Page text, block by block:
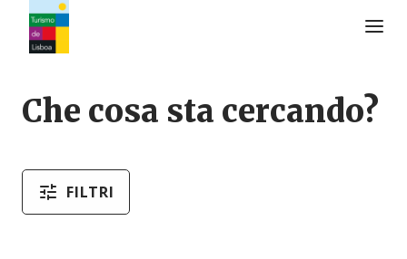
Che cosa sta cercando?
FILTRI